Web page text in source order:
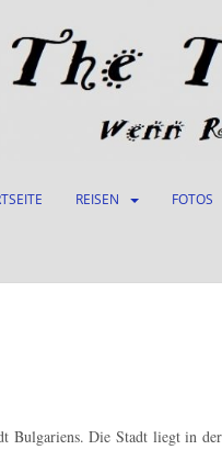
REISEN FOTOS
Bulgariens. Die Stadt liegt in